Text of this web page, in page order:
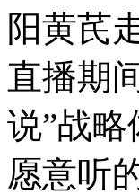
阳黄芪
直播期
说”战
愿意听